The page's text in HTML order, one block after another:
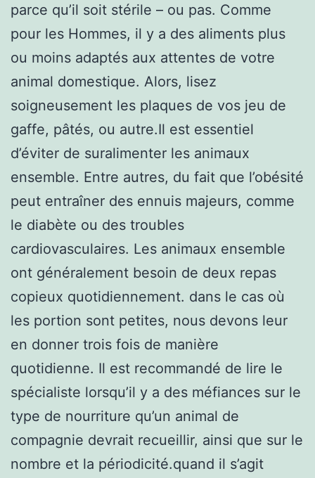
parce qu’il soit stérile – ou pas. Comme
pour les Hommes, il y a des aliments plus
ou moins adaptés aux attentes de votre
animal domestique. Alors, lisez
soigneusement les plaques de vos jeu de
gaffe, pâtés, ou autre.Il est essentiel
d’éviter de suralimenter les animaux
ensemble. Entre autres, du fait que l’obésité
peut entraîner des ennuis majeurs, comme
le diabète ou des troubles
cardiovasculaires. Les animaux ensemble
ont généralement besoin de deux repas
copieux quotidiennement. dans le cas où
les portion sont petites, nous devons leur
en donner trois fois de manière
quotidienne. Il est recommandé de lire le
spécialiste lorsqu’il y a des méfiances sur le
type de nourriture qu’un animal de
compagnie devrait recueillir, ainsi que sur le
nombre et la périodicité.quand il s’agit